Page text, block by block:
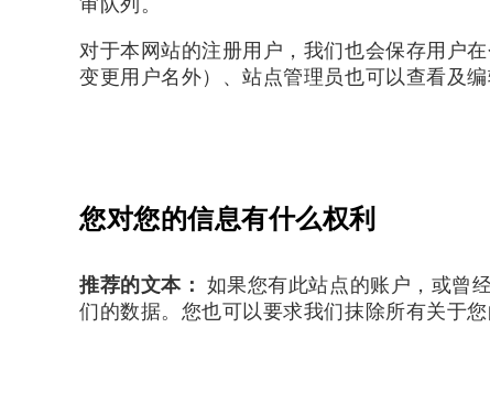
对于本网站的注册用户，我们也会保存用户
变更用户名外）、站点管理员也可以查看及编
您对您的信息有什么权利
推荐的文本： 如果您有此站点的账户，或曾
们的数据。您也可以要求我们抹除所有关于